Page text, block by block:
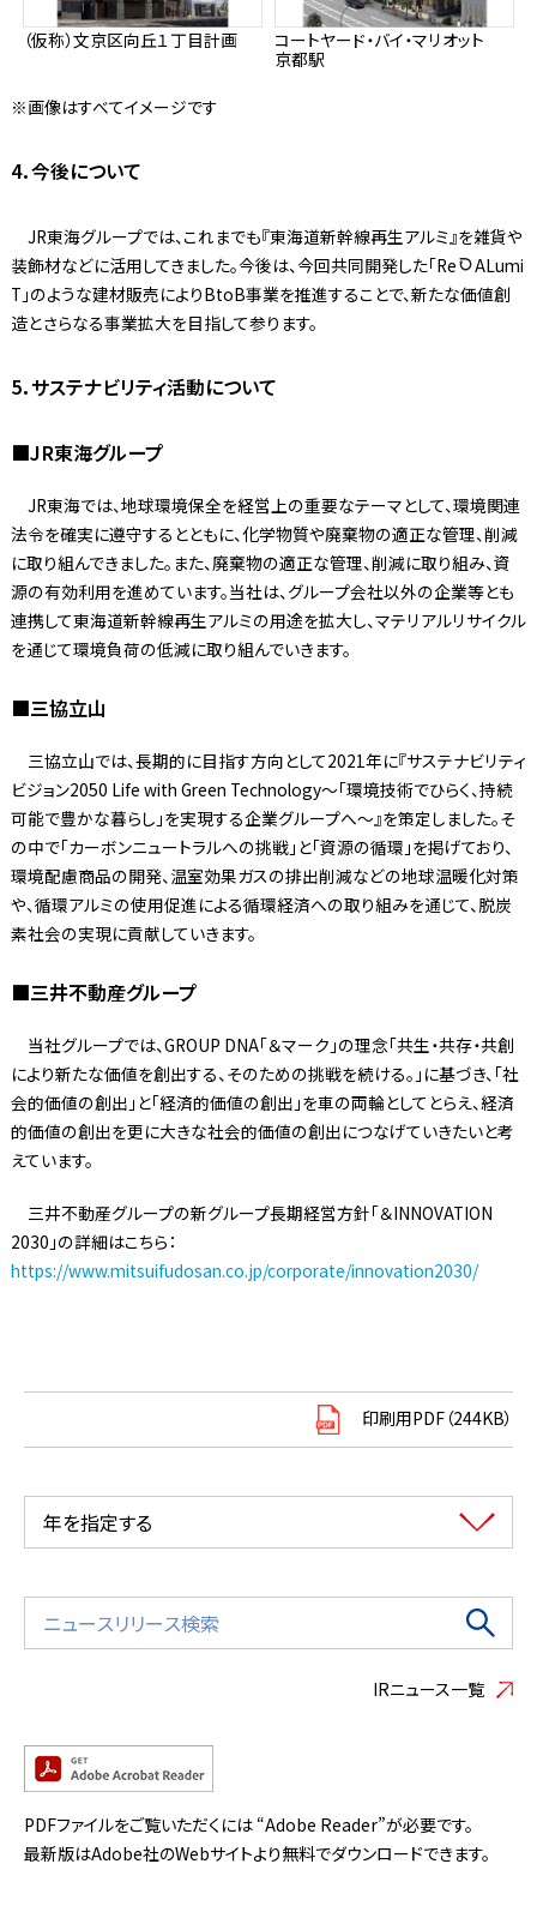
（仮称）文京区向丘１丁目計画
コートヤード・バイ・マリオット
京都駅
※画像はすべてイメージです
4．今後について
JR東海グループでは、これまでも『東海道新幹線再生アルミ』を雑貨や
装飾材などに活用してきました。今後は、今回共同開発した「Re
ALumi
T」のような建材販売によりBtoB事業を推進することで、新たな価値創
造とさらなる事業拡大を目指して参ります。
5．サステナビリティ活動について
■JR東海グループ
JR東海では、地球環境保全を経営上の重要なテーマとして、環境関連
法令を確実に遵守するとともに、化学物質や廃棄物の適正な管理、削減
に取り組んできました。また、廃棄物の適正な管理、削減に取り組み、資
源の有効利用を進めています。当社は、グループ会社以外の企業等とも
連携して東海道新幹線再生アルミの用途を拡大し、マテリアルリサイクル
を通じて環境負荷の低減に取り組んでいきます。
■三協立山
三協立山では、長期的に目指す方向として2021年に『サステナビリティ
ビジョン2050 Life with Green Technology～「環境技術でひらく、持続
可能で豊かな暮らし」を実現する企業グループへ～』を策定しました。そ
の中で「カーボンニュートラルへの挑戦」と「資源の循環」を掲げており、
環境配慮商品の開発、温室効果ガスの排出削減などの地球温暖化対策
や、循環アルミの使用促進による循環経済への取り組みを通じて、脱炭
素社会の実現に貢献していきます。
■三井不動産グループ
当社グループでは、GROUP DNA「＆マーク」の理念「共生・共存・共創
により新たな価値を創出する、そのための挑戦を続ける。」に基づき、「社
会的価値の創出」と「経済的価値の創出」を車の両輪としてとらえ、経済
的価値の創出を更に大きな社会的価値の創出につなげていきたいと考
えています。
三井不動産グループの新グループ長期経営方針「＆INNOVATION
2030」の詳細はこちら：
https://www.mitsuifudosan.co.jp/corporate/innovation2030/
印刷用PDF（244KB）
年を指定する
IRニュース一覧
PDFファイルをご覧いただくには “Adobe Reader”が必要です。
最新版はAdobe社のWebサイトより無料でダウンロードできます。